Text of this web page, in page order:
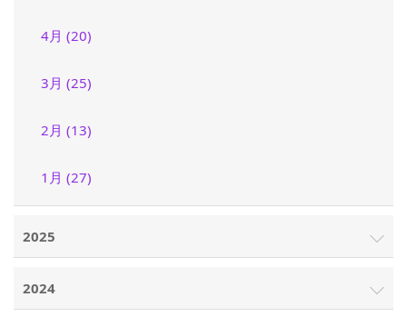
4月 (20)
3月 (25)
2月 (13)
1月 (27)
2025
2024